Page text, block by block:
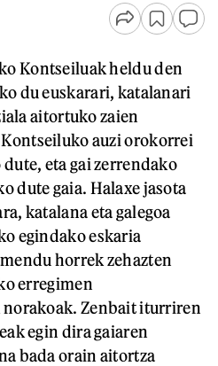
Kontseiluak heldu den
du euskarari, katalanari
aitortuko zaien
auzi orokorrei
eta gai zerrendako
dute gaia. Halaxe jasota
katalana eta galegoa
egindako eskaria
horrek zehazten
erregimen
Zenbait iturriren
egin dira gaiaren
bada orain aitortza